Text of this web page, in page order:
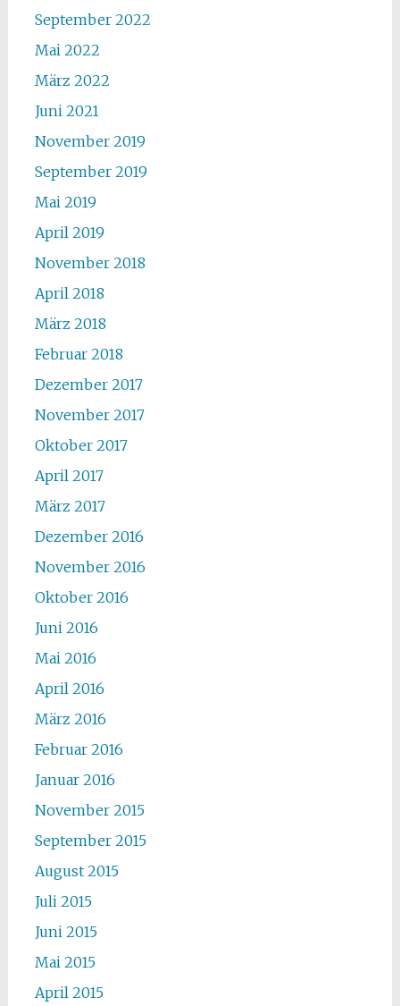
September 2022
Mai 2022
März 2022
Juni 2021
November 2019
September 2019
Mai 2019
April 2019
November 2018
April 2018
März 2018
Februar 2018
Dezember 2017
November 2017
Oktober 2017
April 2017
März 2017
Dezember 2016
November 2016
Oktober 2016
Juni 2016
Mai 2016
April 2016
März 2016
Februar 2016
Januar 2016
November 2015
September 2015
August 2015
Juli 2015
Juni 2015
Mai 2015
April 2015